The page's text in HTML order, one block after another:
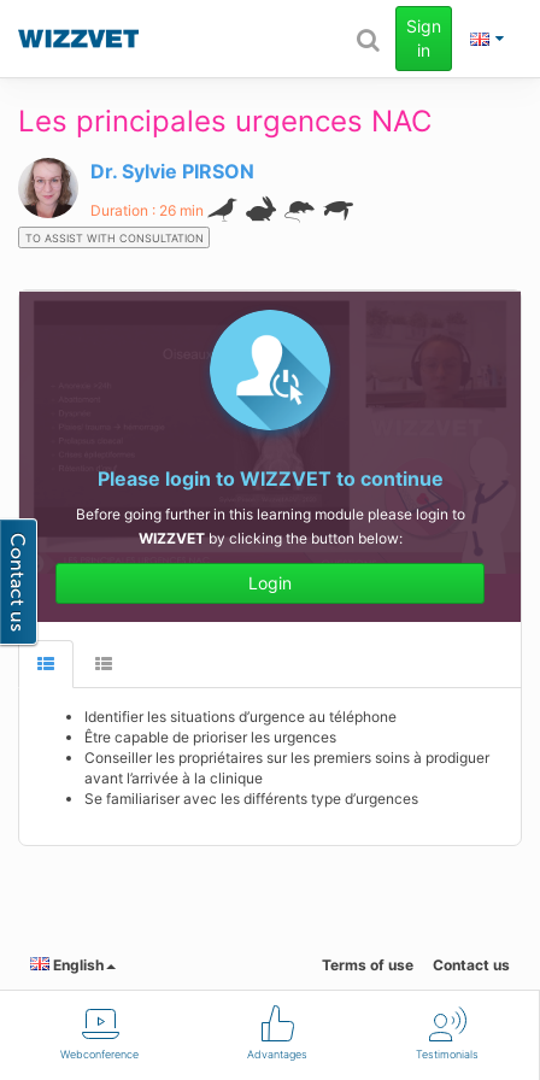
Webconference Advantages Testimonials
Sign
in
Les principales urgences NAC
Dr. Sylvie PIRSON
Duration : 26 min
TO ASSIST WITH CONSULTATION
Please login to WIZZVET to continue
Before going further in this learning module please login to
WIZZVETby clicking the button below:
Login
Identifier les situations d’urgence au téléphone
Être capable de prioriser les urgences
Conseiller les propriétaires sur les premiers soins à prodiguer
avant l’arrivée à la clinique
Se familiariser avec les différents type d’urgences
English Terms of use Contact us